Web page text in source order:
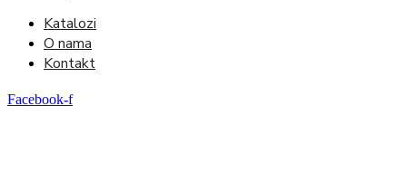
Katalozi
O nama
Kontakt
Facebook-f